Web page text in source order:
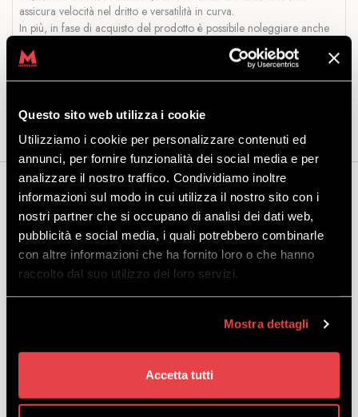
Questo sito web utilizza i cookie
Utilizziamo i cookie per personalizzare contenuti ed
annunci, per fornire funzionalità dei social media e per
analizzare il nostro traffico. Condividiamo inoltre
informazioni sul modo in cui utilizza il nostro sito con i
nostri partner che si occupano di analisi dei dati web,
pubblicità e social media, i quali potrebbero combinarle
con altre informazioni che ha fornito loro o che hanno
raccolto dal suo utilizzo dei loro servizi.
Mostra dettagli
Accetta tutti
assicura velocità nel dritto e versatilità in curva.
In più, in fase di acquisto del prodotto è possibile noleggiare anche
uno dei depositi all’interno del Rental di Mottolino, dove poter
lasciare comodamente la propria attrezzatura.
Può interessarti anche...
SCI ADULTO PREMIUM
SCOPRI